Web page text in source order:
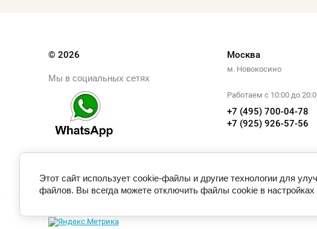
© 2026
Мы в социальных сетях
Москва
м. Новокосино
Работаем с 10:00 до
+7 (495) 700-04-78
+7 (925) 926-57-56
Этот сайт использует cookie-файлы и другие технологии для
файлов. Вы всегда можете отключить файлы cookie в настройках